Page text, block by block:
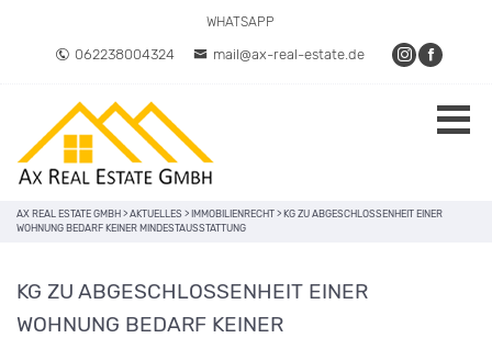
WHATSAPP
062238004324 mail@ax-real-estate.de
AX REAL ESTATE GMBH > AKTUELLES > IMMOBILIENRECHT > KG ZU ABGESCHLOSSENHEIT EINER
WOHNUNG BEDARF KEINER MINDESTAUSSTATTUNG
KG ZU ABGESCHLOSSENHEIT EINER
WOHNUNG BEDARF KEINER